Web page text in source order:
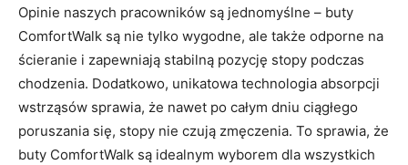
Opinie naszych pracowników są jednomyślne – buty
ComfortWalk są nie tylko wygodne, ale także ⁣odporne na
‍ścieranie i zapewniają stabilną⁣ pozycję stopy podczas
chodzenia. Dodatkowo, unikatowa technologia absorpcji
wstrząsów sprawia, że nawet po całym dniu ciągłego
poruszania‌ się, stopy nie czują ⁣zmęczenia. To sprawia, że⁤
buty ComfortWalk ⁤są ​idealnym wyborem dla wszystkich